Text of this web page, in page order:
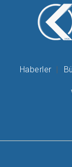
Haberler